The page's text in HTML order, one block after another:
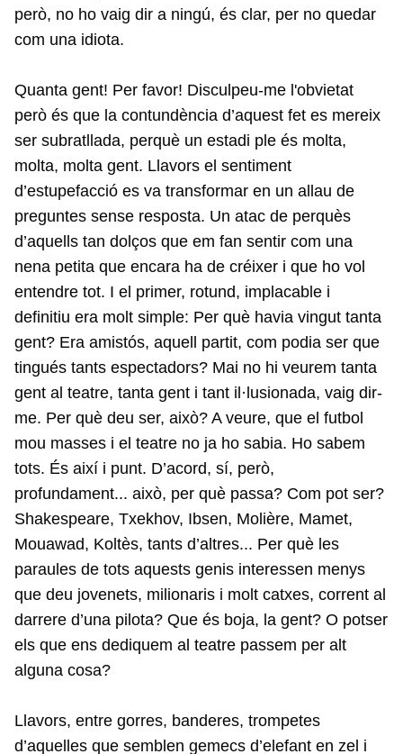
però, no ho vaig dir a ningú, és clar, per no quedar
com una idiota.
Quanta gent! Per favor! Disculpeu-me l'obvietat
però és que la contundència d’aquest fet es mereix
ser subratllada, perquè un estadi ple és molta,
molta, molta gent. Llavors el sentiment
d’estupefacció es va transformar en un allau de
preguntes sense resposta. Un atac de perquès
d’aquells tan dolços que em fan sentir com una
nena petita que encara ha de créixer i que ho vol
entendre tot. I el primer, rotund, implacable i
definitiu era molt simple: Per què havia vingut tanta
gent? Era amistós, aquell partit, com podia ser que
tingués tants espectadors? Mai no hi veurem tanta
gent al teatre, tanta gent i tant il·lusionada, vaig dir-
me. Per què deu ser, això? A veure, que el futbol
mou masses i el teatre no ja ho sabia. Ho sabem
tots. És així i punt. D’acord, sí, però,
profundament... això, per què passa? Com pot ser?
Shakespeare, Txekhov, Ibsen, Molière, Mamet,
Mouawad, Koltès, tants d’altres... Per què les
paraules de tots aquests genis interessen menys
que deu jovenets, milionaris i molt catxes, corrent al
darrere d’una pilota? Que és boja, la gent? O potser
els que ens dediquem al teatre passem per alt
alguna cosa?
Llavors, entre gorres, banderes, trompetes
d’aquelles que semblen gemecs d’elefant en zel i